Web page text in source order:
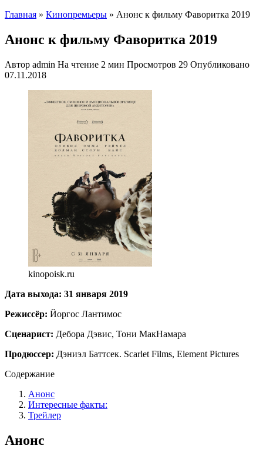
Главная » Кинопремьеры » Анонс к фильму Фаворитка 2019
Анонс к фильму Фаворитка 2019
Автор admin На чтение 2 мин Просмотров 29 Опубликовано
07.11.2018
kinopoisk.ru
Дата выхода: 31 января 2019
Режиссёр: Йоргос Лантимос
Сценарист: Дебора Дэвис, Тони МакНамара
Продюссер: Дэниэл Баттсек. Scarlet Films, Element Pictures
Содержание
Анонс
Интересные факты:
Трейлер
Анонс